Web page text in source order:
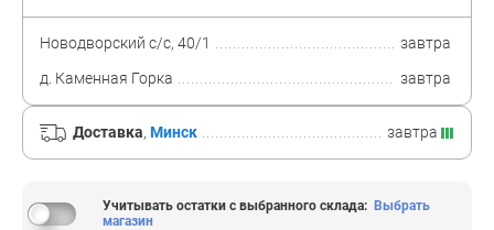
Новодворский с/с, 40/1
завтра
д. Каменная Горка
завтра
Доставка, Минск завтра
Учитывать остатки с выбранного склада: Выбрать
магазин